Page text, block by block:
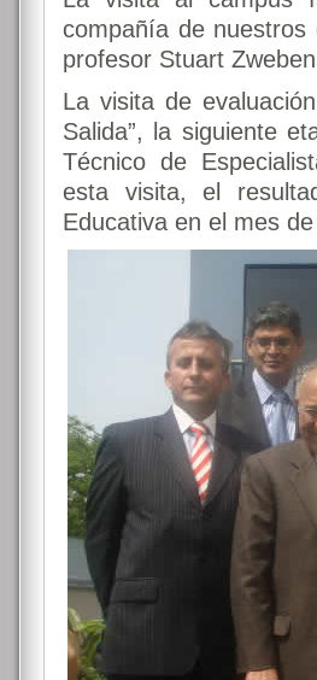
compañía de nuestros
profesor Stuart
La visita de
Salida”, la siguiente
Técnico de
esta visita, el
Educativa en el mes